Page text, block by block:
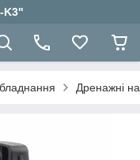
K3"
Дренажні